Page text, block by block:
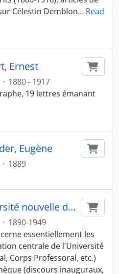
Célestin Demblon… Read
Ernest
· 1880 - 1917
19 lettres émanant
Eugène
· 1889
Archives de l'Université nouvelle de Bruxelles
· 1890-1949
essentiellement les
centrale de l'Université
Corps Professoral, etc.)
(discours inauguraux,